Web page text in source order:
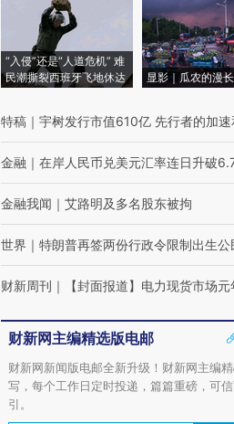
“入侵”还是“人道危机” 难
民潮撕裂西班牙飞地休达
显影｜瓜农的漫
特稿 ｜ 宇树发行市值610亿 先行者的加
金融 ｜ 在岸人民币兑美元汇率连日升破
金融我闻 ｜ 艾路明及多名股东被拘
世界 ｜ 特朗普再签两份行政令限制出生公
财新周刊 ｜ 【封面报道】电力现货市场
财新网主编精选版电邮
财新网新闻版电邮全新升级！财新网主编
写，每个工作日定时投递，篇篇重磅，可
引。